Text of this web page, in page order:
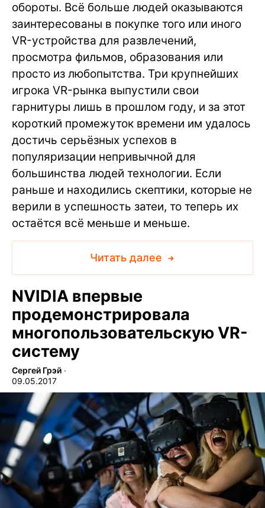
обороты. Всё больше людей оказываются
заинтересованы в покупке того или иного
VR-устройства для развлечений,
просмотра фильмов, образования или
просто из любопытства. Три крупнейших
игрока VR-рынка выпустили свои
гарнитуры лишь в прошлом году, и за этот
короткий промежуток времени им удалось
достичь серьёзных успехов в
популяризации непривычной для
большинства людей технологии. Если
раньше и находились скептики, которые не
верили в успешность затеи, то теперь их
остаётся всё меньше и меньше.
Читать далее
NVIDIA впервые
продемонстрировала
многопользовательскую VR-
систему
Сергей Грэй ∙
09.05.2017